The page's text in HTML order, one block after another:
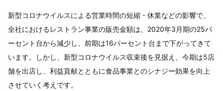
新型コロナウイルスによる営業時間の短縮・休業などの影響で、
全社におけるレストラン事業の販売金額は、2020年3月期の25パ
ーセント台から減少し、前期は16パーセント台まで下がってきて
います。しかし、新型コロナウイルス収束後を見据え、今期は5店
舗を出店し、利益貢献とともに食品事業とのシナジー効果を向上
させていく考えです。